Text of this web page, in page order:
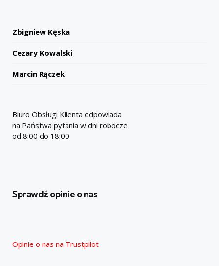
Zbigniew Kęska
Cezary Kowalski
Marcin Rączek
Biuro Obsługi Klienta odpowiada
na Państwa pytania w dni robocze
od 8:00 do 18:00
Sprawdź opinie o nas
Opinie o nas na Trustpilot